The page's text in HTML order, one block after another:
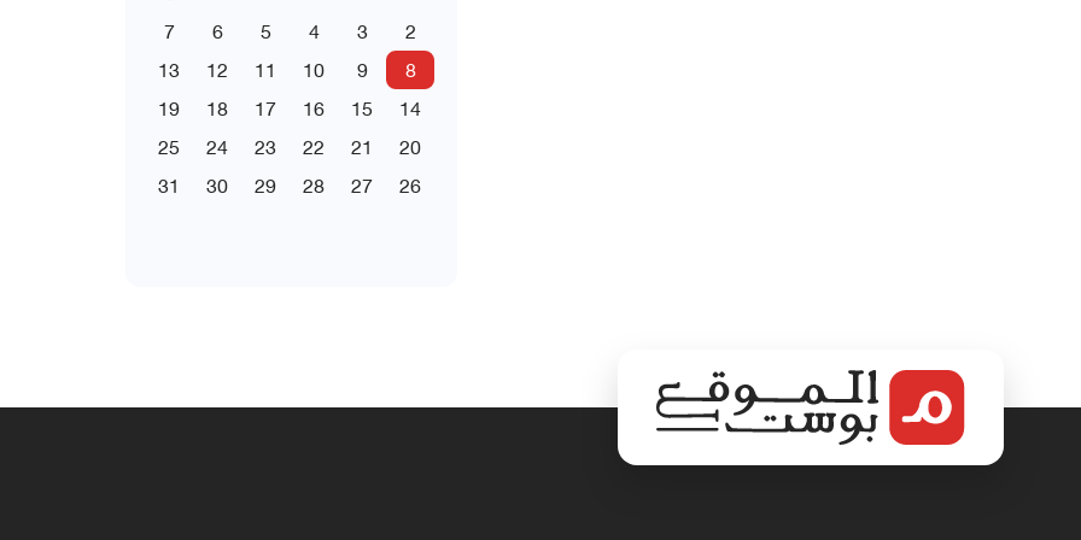
2
3
4
5
6
7
8
9
10
11
12
13
14
15
16
17
18
19
20
21
22
23
24
25
26
27
28
29
30
31